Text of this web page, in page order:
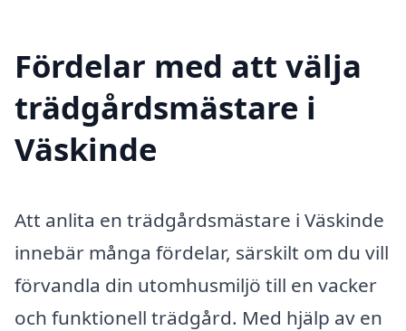
Fördelar med att välja
trädgårdsmästare i
Väskinde
Att anlita en trädgårdsmästare i Väskinde
innebär många fördelar, särskilt om du vill
förvandla din utomhusmiljö till en vacker
och funktionell trädgård. Med hjälp av en